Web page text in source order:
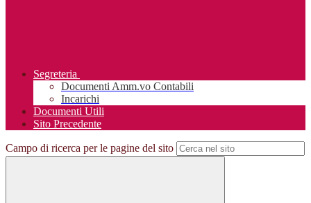
Segreteria
Documenti Amm.vo Contabili
Incarichi
Documenti Utili
Sito Precedente
Campo di ricerca per le pagine del sito